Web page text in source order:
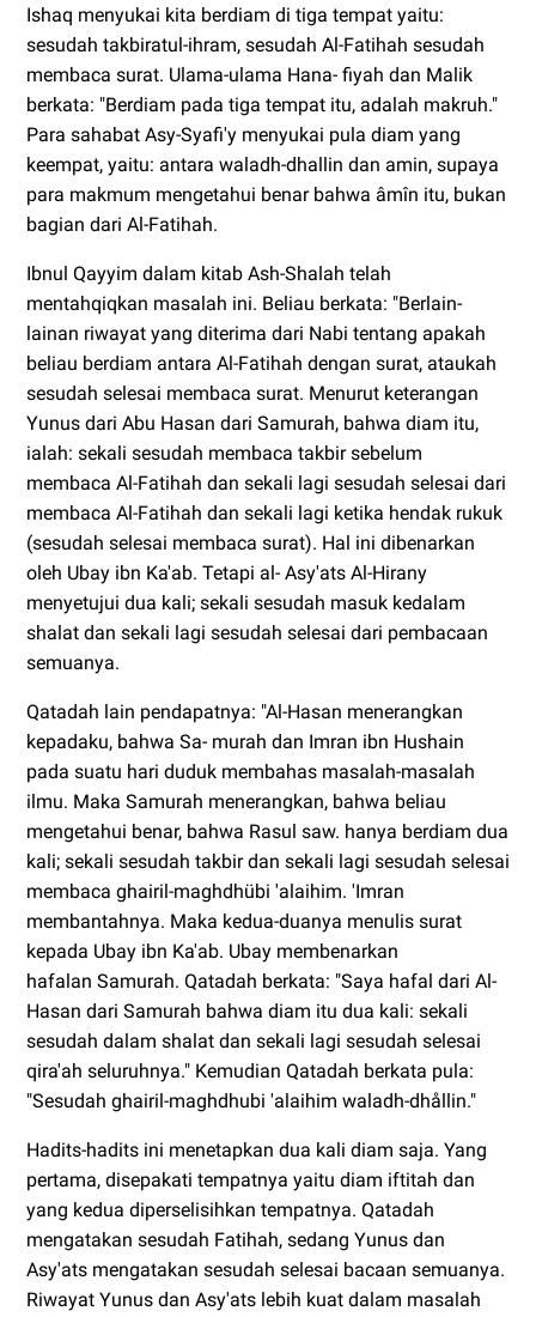
Ishaq menyukai kita berdiam di tiga tempat yaitu:
sesudah takbiratul-ihram, sesudah Al-Fatihah sesudah
membaca surat. Ulama-ulama Hana- fiyah dan Malik
berkata: "Berdiam pada tiga tempat itu, adalah makruh."
Para sahabat Asy-Syafi'y menyukai pula diam yang
keempat, yaitu: antara waladh-dhallin dan amin, supaya
para makmum mengetahui benar bahwa âmîn itu, bukan
bagian dari Al-Fatihah.
Ibnul Qayyim dalam kitab Ash-Shalah telah
mentahqiqkan masalah ini. Beliau berkata: "Berlain-
lainan riwayat yang diterima dari Nabi tentang apakah
beliau berdiam antara Al-Fatihah dengan surat, ataukah
sesudah selesai membaca surat. Menurut keterangan
Yunus dari Abu Hasan dari Samurah, bahwa diam itu,
ialah: sekali sesudah membaca takbir sebelum
membaca Al-Fatihah dan sekali lagi sesudah selesai dari
membaca Al-Fatihah dan sekali lagi ketika hendak rukuk
(sesudah selesai membaca surat). Hal ini dibenarkan
oleh Ubay ibn Ka'ab. Tetapi al- Asy'ats Al-Hirany
menyetujui dua kali; sekali sesudah masuk kedalam
shalat dan sekali lagi sesudah selesai dari pembacaan
semuanya.
Qatadah lain pendapatnya: "Al-Hasan menerangkan
kepadaku, bahwa Sa- murah dan Imran ibn Hushain
pada suatu hari duduk membahas masalah-masalah
ilmu. Maka Samurah menerangkan, bahwa beliau
mengetahui benar, bahwa Rasul saw. hanya berdiam dua
kali; sekali sesudah takbir dan sekali lagi sesudah selesai
membaca ghairil-maghdhübi 'alaihim. 'Imran
membantahnya. Maka kedua-duanya menulis surat
kepada Ubay ibn Ka'ab. Ubay membenarkan
hafalan Samurah. Qatadah berkata: "Saya hafal dari Al-
Hasan dari Samurah bahwa diam itu dua kali: sekali
sesudah dalam shalat dan sekali lagi sesudah selesai
qira'ah seluruhnya." Kemudian Qatadah berkata pula:
"Sesudah ghairil-maghdhubi 'alaihim waladh-dhållin."
Hadits-hadits ini menetapkan dua kali diam saja. Yang
pertama, disepakati tempatnya yaitu diam iftitah dan
yang kedua diperselisihkan tempatnya. Qatadah
mengatakan sesudah Fatihah, sedang Yunus dan
Asy'ats mengatakan sesudah selesai bacaan semuanya.
Riwayat Yunus dan Asy'ats lebih kuat dalam masalah